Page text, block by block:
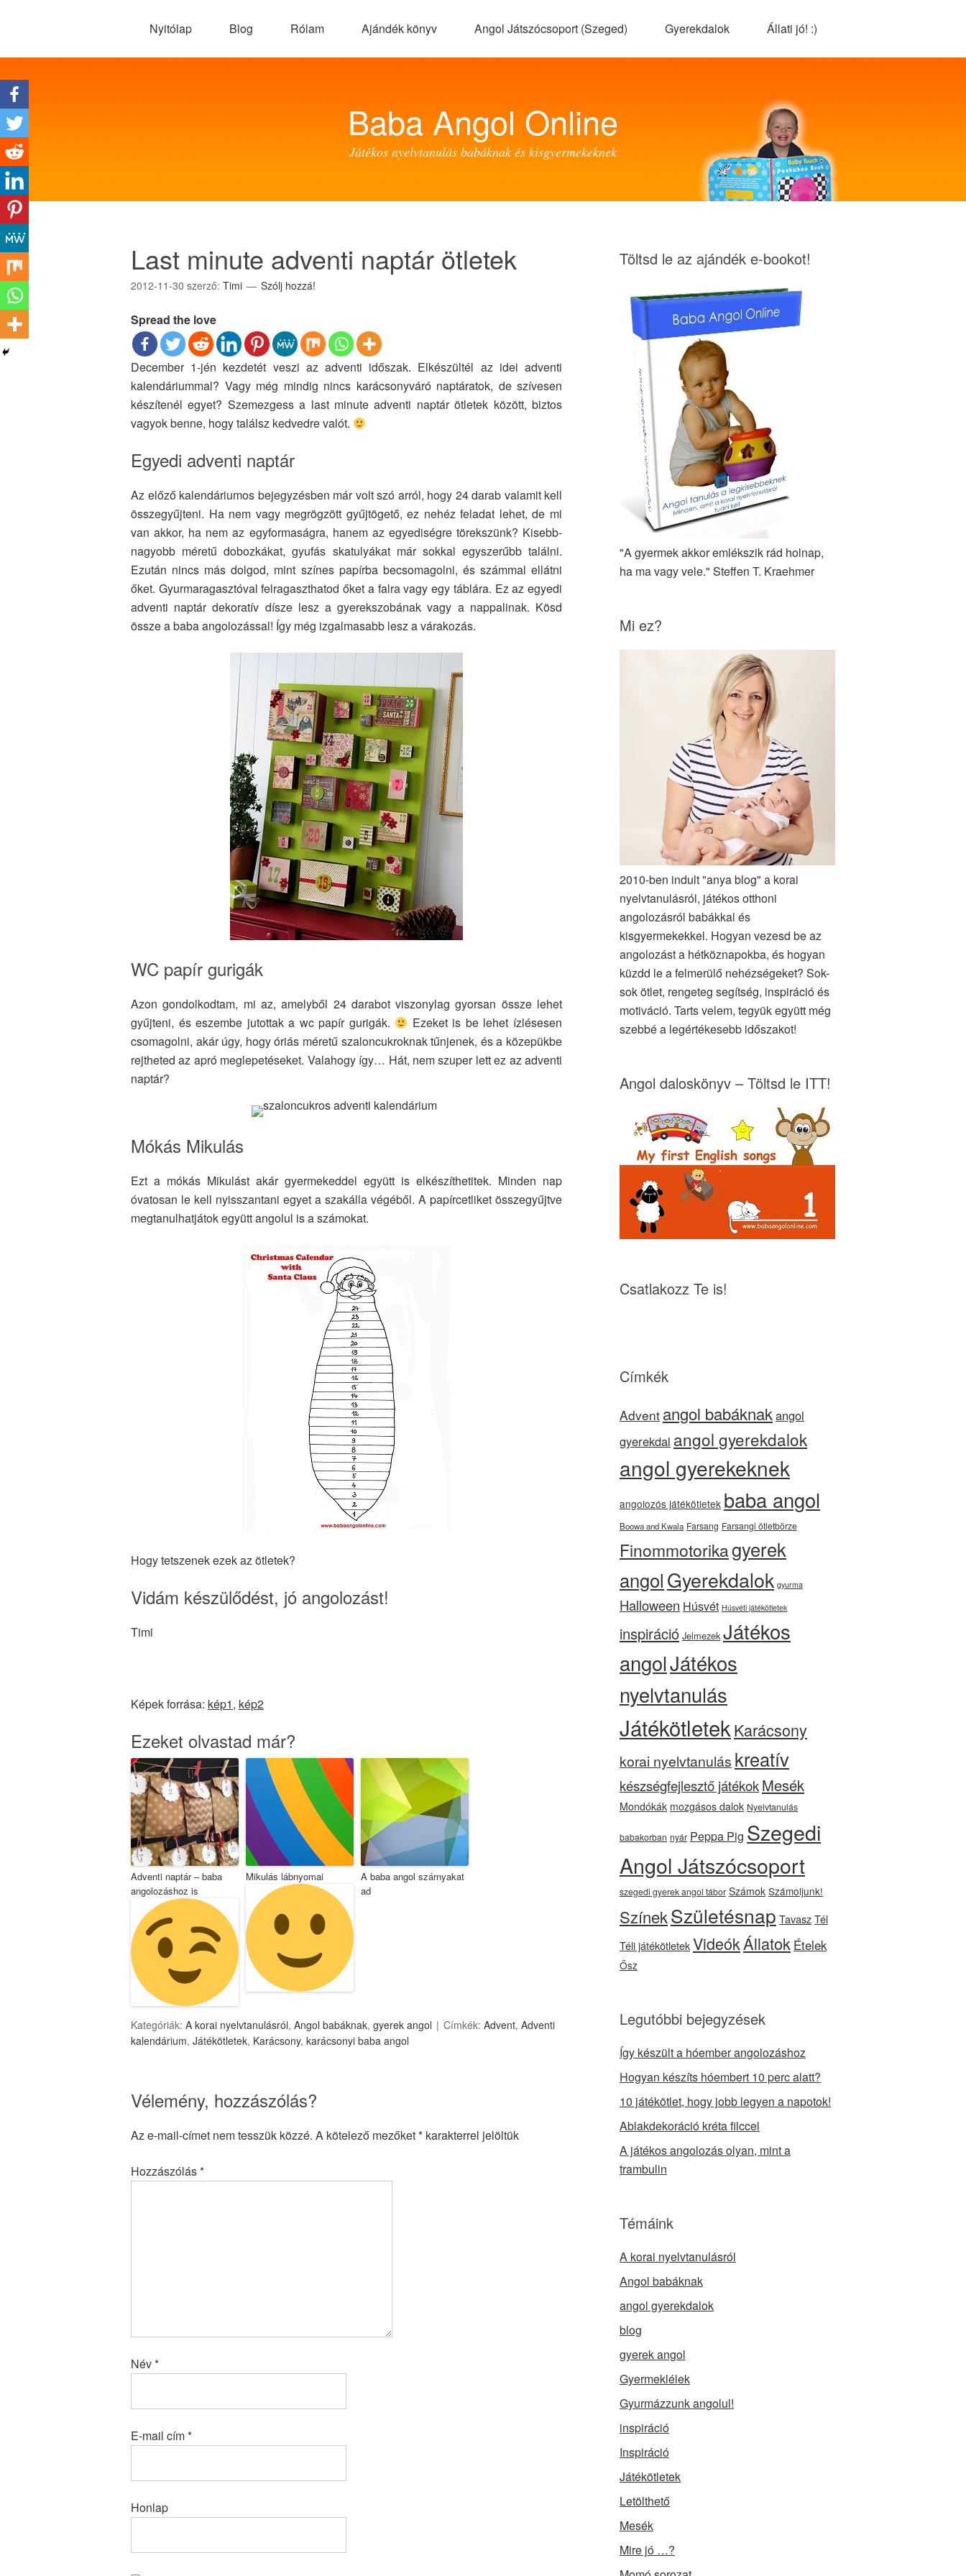
Nyitólap Blog Rólam Ajándék könyv Angol Játszócsoport (Szeged) Gyerekdalok Állati jó! :)
Baba Angol Online
Játékos nyelvtanulás babáknak és kisgyermekeknek
Last minute adventi naptár ötletek
2012-11-30 szerző: Timi Szólj hozzá!
Spread the love
December 1-jén kezdetét veszi az adventi időszak. Elkészültél az idei adventi
kalendáriummal? Vagy még mindig nincs karácsonyváró naptáratok, de szívesen
készítenél egyet? Szemezgess a last minute adventi naptár ötletek között, biztos
vagyok benne, hogy találsz kedvedre valót.
Egyedi adventi naptár
Az előző kalendáriumos bejegyzésben már volt szó arról, hogy 24 darab valamit kell
összegyűjteni. Ha nem vagy megrögzött gyűjtögető, ez nehéz feladat lehet, de mi
van akkor, ha nem az egyformaságra, hanem az egyediségre törekszünk? Kisebb-
nagyobb méretű dobozkákat, gyufás skatulyákat már sokkal egyszerűbb találni.
Ezután nincs más dolgod, mint színes papírba becsomagolni, és számmal ellátni
őket. Gyurmaragasztóval felragaszthatod őket a falra vagy egy táblára. Ez az egyedi
adventi naptár dekoratív dísze lesz a gyerekszobának vagy a nappalinak. Kösd
össze a baba angolozással! Így még izgalmasabb lesz a várakozás.
WC papír gurigák
Azon gondolkodtam, mi az, amelyből 24 darabot viszonylag gyorsan össze lehet
gyűjteni, és eszembe jutottak a wc papír gurigák.
Ezeket is be lehet ízlésesen
csomagolni, akár úgy, hogy óriás méretű szaloncukroknak tűnjenek, és a közepükbe
rejtheted az apró meglepetéseket. Valahogy így… Hát, nem szuper lett ez az adventi
naptár?
Mókás Mikulás
Ezt a mókás Mikulást akár gyermekeddel együtt is elkészíthetitek. Minden nap
óvatosan le kell nyisszantani egyet a szakálla végéből. A papírcetliket összegyűjtve
megtanulhatjátok együtt angolul is a számokat.
Hogy tetszenek ezek az ötletek?
Vidám készülődést, jó angolozást!
Timi
Képek forrása: kép1, kép2
Ezeket olvastad már?
Adventi naptár – baba
angolozáshoz is
Mikulás lábnyomai
A baba angol szárnyakat
ad
Kategóriák: A korai nyelvtanulásról, Angol babáknak, gyerek angol Címkék: Advent, Adventi
kalendárium, Játékötletek, Karácsony, karácsonyi baba angol
Vélemény, hozzászólás?
Az e-mail-címet nem tesszük közzé. A kötelező mezőket* karakterrel jelöltük
Hozzászólás*
Név*
E-mail cím*
Honlap
Töltsd le az ajándék e-bookot!
"A gyermek akkor emlékszik rád holnap,
ha ma vagy vele." Steffen T. Kraehmer
Mi ez?
2010-ben indult "anya blog" a korai
nyelvtanulásról, játékos otthoni
angolozásról babákkal és
kisgyermekekkel. Hogyan vezesd be az
angolozást a hétköznapokba, és hogyan
küzdd le a felmerülő nehézségeket? Sok-
sok ötlet, rengeteg segítség, inspiráció és
motiváció. Tarts velem, tegyük együtt még
szebbé a legértékesebb időszakot!
Angol daloskönyv – Töltsd le ITT!
Csatlakozz Te is!
Címkék
Advent angol babáknakangol
gyerekdal angol gyerekdalok
angol gyerekeknek
angolozós játékötletek baba angol
Boowa and Kwala Farsang Farsangi ötletbörze
Finommotorikagyerek
angolGyerekdalok gyurma
Halloween Húsvét Húsvéti játékötletek
inspiráció Jelmezek Játékos
angolJátékos
nyelvtanulás
JátékötletekKarácsony
korai nyelvtanulás kreatív
készségfejlesztő játékokMesék
Mondókák mozgásos dalok Nyelvtanulás
babakorban nyár Peppa Pig Szegedi
Angol Játszócsoport
szegedi gyerek angol tábor Számok Számoljunk!
SzínekSzületésnap TavaszTél
Téli játékötletekVideókÁllatok Ételek
Ősz
Legutóbbi bejegyzések
Így készült a hóember angolozáshoz
Hogyan készíts hóembert 10 perc alatt?
10 játékötlet, hogy jobb legyen a napotok!
Ablakdekoráció kréta filccel
A játékos angolozás olyan, mint a
trambulin
Témáink
A korai nyelvtanulásról
Angol babáknak
angol gyerekdalok
blog
gyerek angol
Gyermeklélek
Gyurmázzunk angolul!
inspiráció
Inspiráció
Játékötletek
Letölthető
Mesék
Mire jó …?